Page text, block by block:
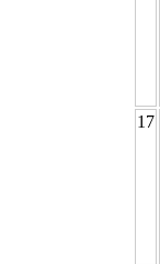
17